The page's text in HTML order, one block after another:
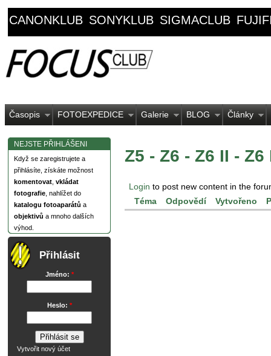
CANONKLUB SONYKLUB SIGMACLUB
Časopis FOTOEXPEDICE Galerie BLOG Články
NEJSTE PŘIHLÁŠENI
Když se zaregistrujete a
přihlásíte, získáte možnost
komentovat vkládat
fotografie , nahlížet do
katalogu fotoaparátů a
objektivů a mnoho dalších
výhod.
Přihlásit
Jméno: *
Heslo: *
Vytvořit nový účet
Z5 - Z6 - Z6 II - Z6
Login to post new content in the
Téma
Odpovědí Vytvořeno